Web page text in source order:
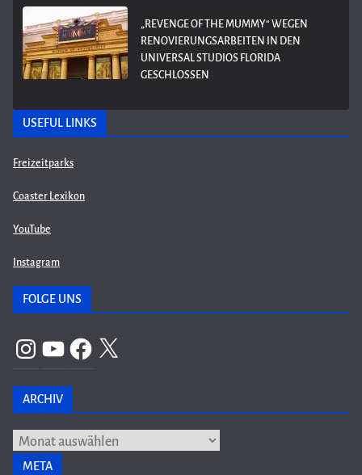
„REVENGE OF THE MUMMY“ WEGEN
RENOVIERUNGSARBEITEN IN DEN
UNIVERSAL STUDIOS FLORIDA
GESCHLOSSEN
USEFUL LINKS
Freizeitparks
Coaster Lexikon
YouTube
Instagram
FOLGE UNS
InstagramYouTubeFacebook
X
ARCHIV
Archiv
META